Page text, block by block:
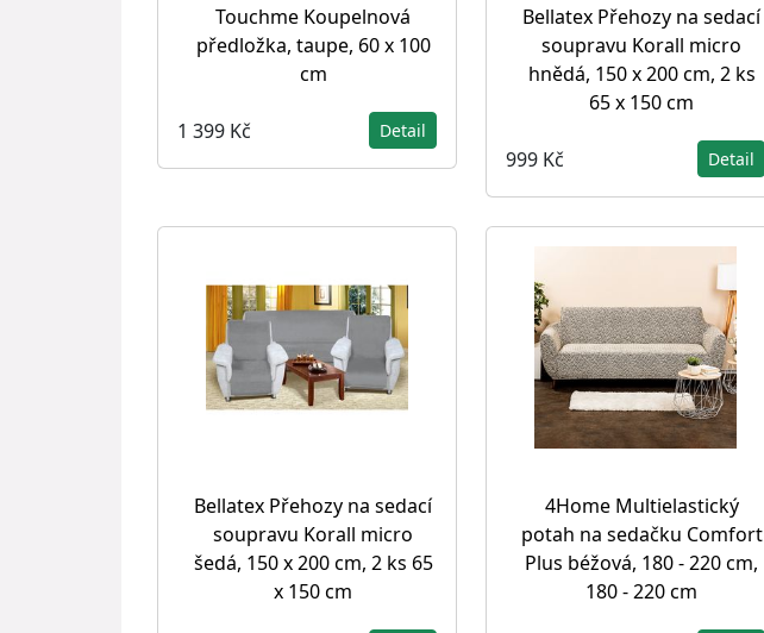
Touchme Koupelnová
předložka, taupe, 60 x 100
cm
1 399 Kč Detail
Bellatex Přehozy na sedací
soupravu Korall micro
hnědá, 150 x 200 cm, 2 ks
65 x 150 cm
999 Kč Detail
Bellatex Přehozy na sedací
soupravu Korall micro
šedá, 150 x 200 cm, 2 ks 65
x 150 cm
4Home Multielastický
potah na sedačku Comfort
Plus béžová, 180 - 220 cm,
180 - 220 cm